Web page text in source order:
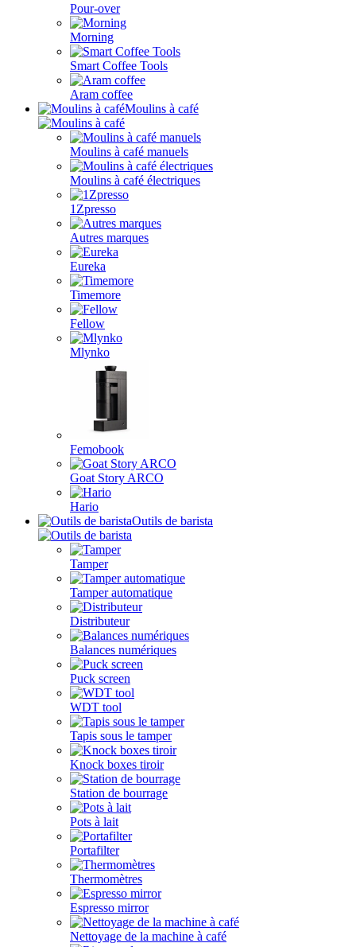
Pour-over
Morning
Smart Coffee Tools
Aram coffee
Moulins à café
Moulins à café manuels
Moulins à café électriques
1Zpresso
Autres marques
Eureka
Timemore
Fellow
Mlynko
Femobook
Goat Story ARCO
Hario
Outils de barista
Tamper
Tamper automatique
Distributeur
Balances numériques
Puck screen
WDT tool
Tapis sous le tamper
Knock boxes tiroir
Station de bourrage
Pots à lait
Portafilter
Thermomètres
Espresso mirror
Nettoyage de la machine à café